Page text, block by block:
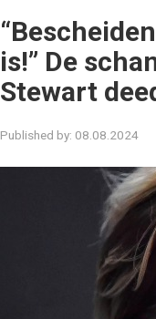
is!” De
Stewart
Published by: 08.08.2024